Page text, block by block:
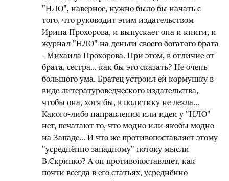
"НЛО", наверное, нужно было бы начать с
того, что руководит этим издательством
Ирина Прохорова, и выпускает она и книги, и
журнал "НЛО" на деньги своего богатого брата
- Михаила Прохорова. При этом, в отличие от
брата, сестра... как бы это сказать? Не очень
большого ума. Братец устроил ей кормушку в
виде литературоведческого издательства,
чтобы она, хотя бы, в политику не лезла...
Какого-либо направления или идеи у "НЛО"
нет, печатают то, что модно или якобы модно
на Западе... И что же противопоставляет этому
"усреднённо западному" потоку мысли
В.Скрипко? А он противопоставляет, как
почти всегда в его статьях, усреднённо